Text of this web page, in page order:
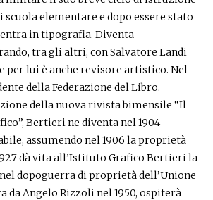
elementare e dopo essere stato
entra in tipografia. Diventa
tra gli altri, con Salvatore Landi
e per lui è anche revisore artistico. Nel
della Federazione del Libro.
della nuova rivista bimensile “Il
Bertieri ne diventa nel 1904
assumendo nel 1906 la proprietà
dà vita all’Istituto Grafico Bertieri la
dopoguerra di proprietà dell’Unione
da Angelo Rizzoli nel 1950, ospiterà